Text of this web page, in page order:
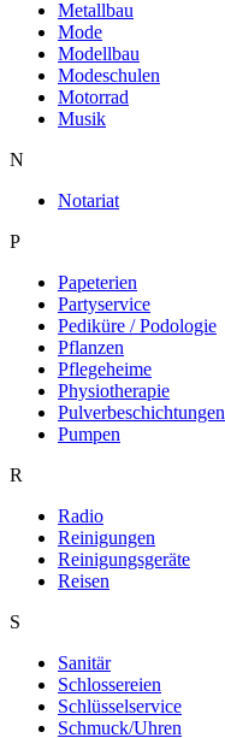
Metallbau
Mode
Modellbau
Modeschulen
Motorrad
Musik
N
Notariat
P
Papeterien
Partyservice
Pediküre / Podologie
Pflanzen
Pflegeheime
Physiotherapie
Pulverbeschichtungen
Pumpen
R
Radio
Reinigungen
Reinigungsgeräte
Reisen
S
Sanitär
Schlossereien
Schlüsselservice
Schmuck/Uhren